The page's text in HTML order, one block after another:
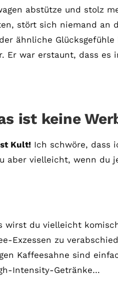
abstütze und stolz
stört sich niemand an
ähnliche
Er war erstaunt, dass
ist keine
Kult! Ich schwöre, dass
aber vielleicht, wenn du
wirst du vielleicht
Exzessen zu
Kaffeesahne sind
Intensity-Getränke…